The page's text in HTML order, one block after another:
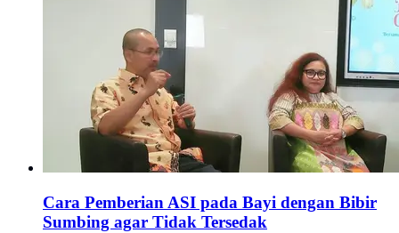
Cara Pemberian ASI pada Bayi dengan Bibir
Sumbing agar Tidak Tersedak